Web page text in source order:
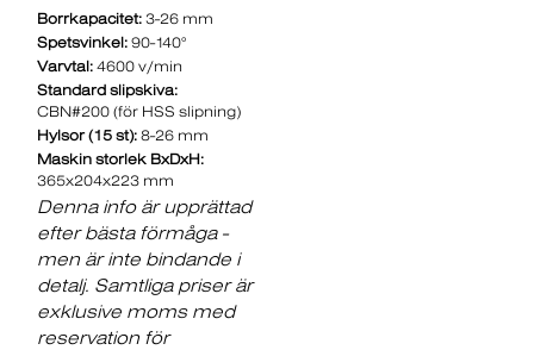
Borrkapacitet: 3-26 mm
Spetsvinkel: 90-140°
Varvtal: 4600 v/min
Standard slipskiva:
CBN#200 (för HSS slipning)
Hylsor (15 st): 8-26 mm
Maskin storlek BxDxH:
365x204x223 mm
Denna info är upprättad
efter bästa förmåga -
men är inte bindande i
detalj. Samtliga priser är
exklusive moms med
reservation för